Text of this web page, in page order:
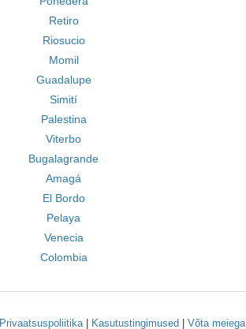
Retiro
Riosucio
Momil
Guadalupe
Simití
Palestina
Viterbo
Bugalagrande
Amagá
El Bordo
Pelaya
Venecia
Colombia
Privaatsuspoliitika| Kasutustingimused Võta meiega